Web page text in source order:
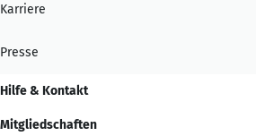
Karriere
Presse
Hilfe & Kontakt
Mitgliedschaften